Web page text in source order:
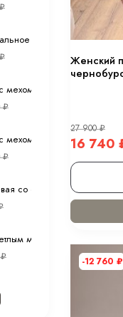
Женский
27 900₽
16 740
-12 760 ₽
₽
(шерсть ламы)
₽
тоскана из
₽
мехом тоскана из
₽
со светлым мехом
мехом песца с
₽